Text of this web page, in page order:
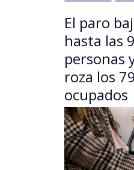
El paro
hasta las
personas
roza los
ocupados